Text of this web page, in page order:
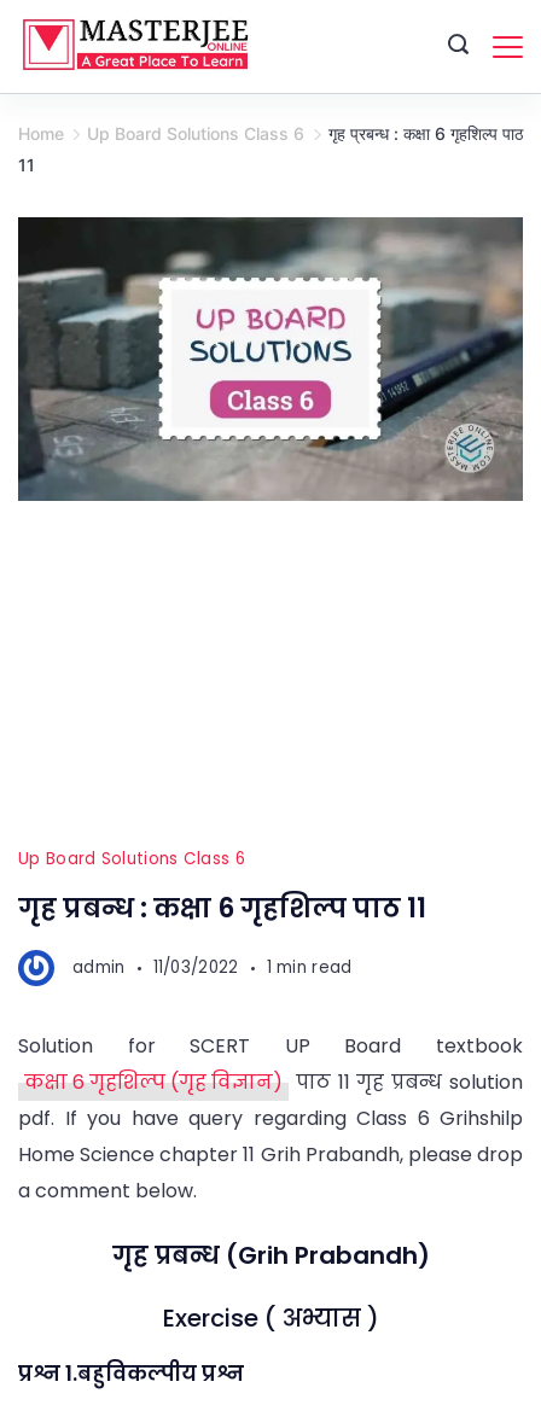
Skip
content
Home Up Board Solutions Class 6
गृह प्रबन्ध : कक्षा 6 गृहशिल्प पाठ
11
Up Board Solutions Class 6
गृह प्रबन्ध : कक्षा 6 गृहशिल्प पाठ 11
admin 11/03/2022 1 min read
Solution for SCERT UP Board textbook
कक्षा 6 गृहशिल्प (गृह विज्ञान) पाठ 11 गृह प्रबन्ध solution
pdf. If you have query regarding Class 6 Grihshilp
Home Science chapter 11 Grih Prabandh, please drop
a comment below.
गृह प्रबन्ध (Grih Prabandh)
Exercise ( अभ्यास )
प्रश्न 1.बहुविकल्पीय प्रश्न